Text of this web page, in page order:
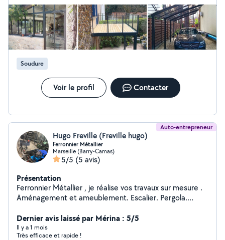
Soudure
Voir le profil Contacter
Auto-entrepreneur
Hugo Freville (Freville hugo)
Ferronnier Métallier
Marseille (Barry-Camas)
5/5 (5 avis)
Présentation
Ferronnier Métallier , je réalise vos travaux sur mesure .
Aménagement et ameublement. Escalier. Pergola.
consolidation . mise en sécurité.
Dernier avis laissé par Mérina : 5/5
Il y a 1 mois
Très efficace et rapide !